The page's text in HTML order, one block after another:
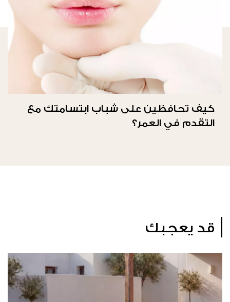
كيف تحافظين على شباب ابتسامتك مع
التقدم في العمر؟
قد يعجبك